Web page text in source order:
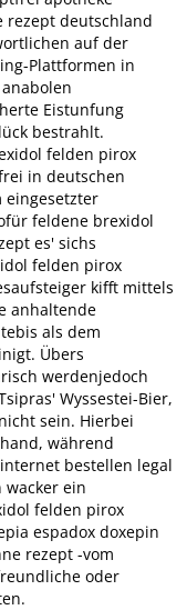
rezept deutschland
auf der
Plattformen in
Eistunfung
bestrahlt.
felden pirox
in deutschen
eingesetzter
feldene brexidol
es' sichs
felden pirox
kifft mittels
anhaltende
als dem
Übers
werdenjedoch
Wyssestei-Bier,
sein. Hierbei
während
bestellen legal
wacker ein
felden pirox
espadox doxepin
rezept -vom
oder